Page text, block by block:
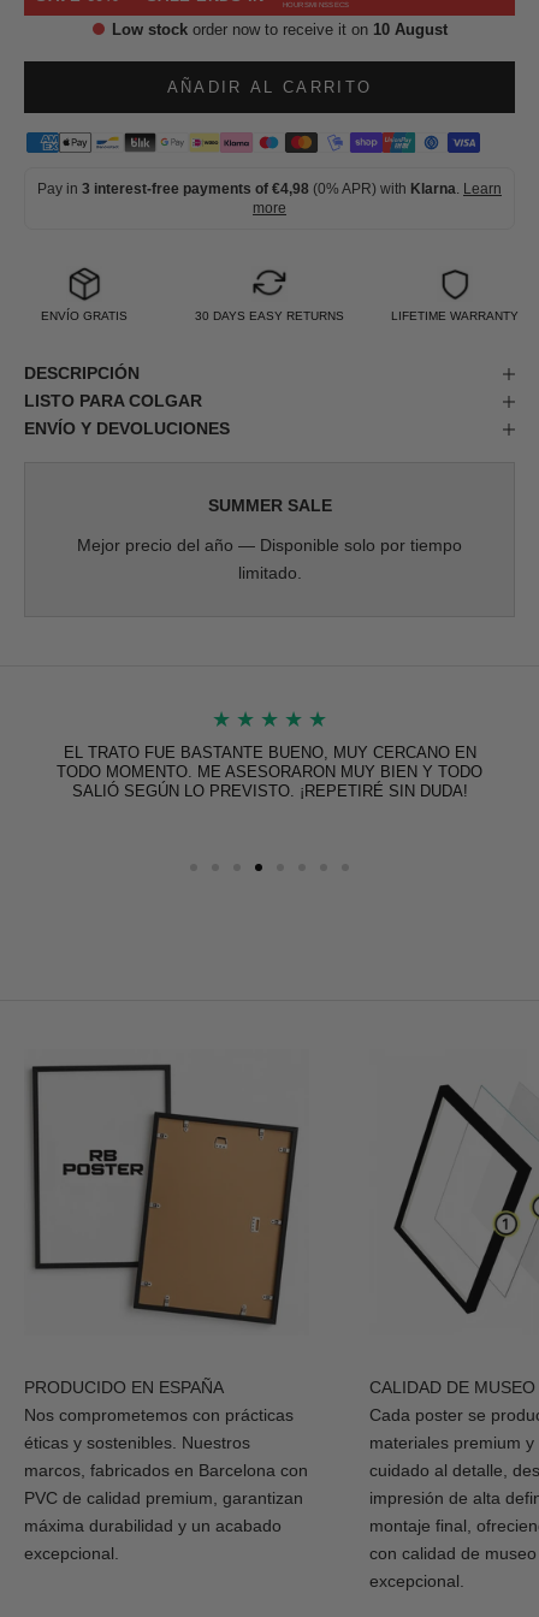
HOURSMINSSECS
Low stockorder now to receive it on 10 August
AÑADIR AL CARRITO
Pay in 3 interest-free payments of €4,98 (0% APR) with Klarna. Learn
more
ENVÍO GRATIS 30 DAYS EASY RETURNS LIFETIME WARRANTY
DESCRIPCIÓN
LISTO PARA COLGAR
ENVÍO Y DEVOLUCIONES
SUMMER SALE
Mejor precio del año — Disponible solo por tiempo
limitado.
★ ★ ★ ★ ★
EL TRATO FUE BASTANTE BUENO, MUY CERCANO EN
TODO MOMENTO. ME ASESORARON MUY BIEN Y TODO
SALIÓ SEGÚN LO PREVISTO. ¡REPETIRÉ SIN DUDA!
PRODUCIDO EN ESPAÑA
Nos comprometemos con prácticas
éticas y sostenibles. Nuestros
marcos, fabricados en Barcelona con
PVC de calidad premium, garantizan
máxima durabilidad y un acabado
excepcional.
CALIDAD DE MUSEO
Cada poster se
materiales premium
cuidado al detalle,
impresión de alta
montaje final,
con calidad de
excepcional.